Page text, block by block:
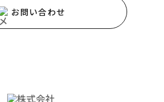
お問い合わせ